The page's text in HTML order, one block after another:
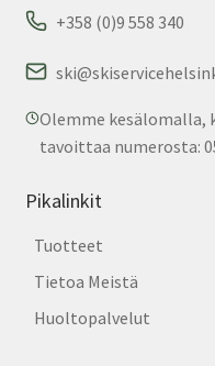
+358 (0)9 558 340
Olemme kesälomalla,
tavoittaa numerosta:
Pikalinkit
Tuotteet
Tietoa Meistä
Huoltopalvelut